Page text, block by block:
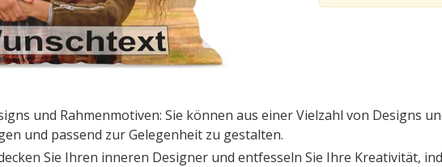
und Rahmenmotiven: Sie können aus einer Vielzahl von Designs
und passend zur Gelegenheit zu gestalten.
Sie Ihren inneren Designer und entfesseln Sie Ihre Kreativität,